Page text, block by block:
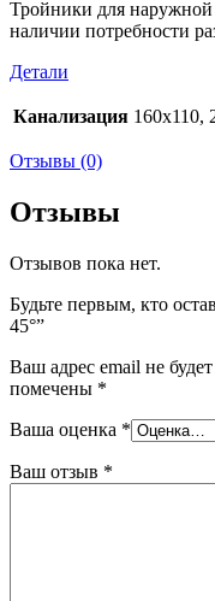
Тройники для наружной
наличии потребности
Детали
Канализация 160х110,
Отзывы (0)
Отзывы
Отзывов пока нет.
Будьте первым, кто
45°”
Ваш адрес email не
помечены *
Ваша оценка *
Ваш отзыв *